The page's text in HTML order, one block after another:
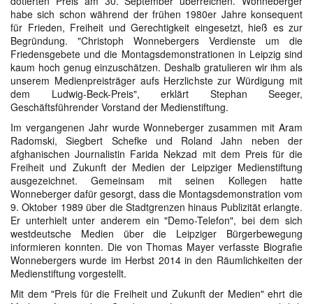
habe sich schon während der frühen 1980er Jahre konsequent
für Frieden, Freiheit und Gerechtigkeit eingesetzt, hieß es zur
Begründung. "Christoph Wonnebergers Verdienste um die
Friedensgebete und die Montagsdemonstrationen in Leipzig sind
kaum hoch genug einzuschätzen. Deshalb gratulieren wir ihm als
unserem Medienpreisträger aufs Herzlichste zur Würdigung mit
dem Ludwig-Beck-Preis", erklärt Stephan Seeger,
Geschäftsführender Vorstand der Medienstiftung.
Im vergangenen Jahr wurde Wonneberger zusammen mit Aram
Radomski, Siegbert Schefke und Roland Jahn neben der
afghanischen Journalistin Farida Nekzad mit dem Preis für die
Freiheit und Zukunft der Medien der Leipziger Medienstiftung
ausgezeichnet. Gemeinsam mit seinen Kollegen hatte
Wonneberger dafür gesorgt, dass die Montagsdemonstration vom
9. Oktober 1989 über die Stadtgrenzen hinaus Publizität erlangte.
Er unterhielt unter anderem ein "Demo-Telefon", bei dem sich
westdeutsche Medien über die Leipziger Bürgerbewegung
informieren konnten. Die von Thomas Mayer verfasste Biografie
Wonnebergers wurde im Herbst 2014 in den Räumlichkeiten der
Medienstiftung vorgestellt.
Mit dem "Preis für die Freiheit und Zukunft der Medien" ehrt die